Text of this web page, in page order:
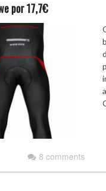
por 17,7€
8 comments